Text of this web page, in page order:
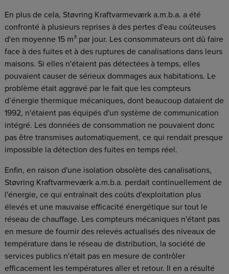
En plus de cela, Støvring Kraftvarmeværk a.m.b.a. a été
confronté à plusieurs reprises à des pertes d'eau coûteuses
d'en moyenne 15 m³ par jour. Les consommateurs ont dû faire
face à des fuites et à des ruptures de canalisations dans leurs
maisons. Si elles n'étaient pas détectées à temps, elles
pouvaient causer de sérieux dommages aux habitations. Le
problème était aggravé par le fait que les compteurs
d’énergie thermique mécaniques, dont beaucoup dataient de
1992, n'étaient pas équipés d'un système de communication
intégré. Les données de consommation ne pouvaient donc
pas être transmises automatiquement, ce qui rendait presque
impossible la détection des fuites en temps réel.
Enfin, en raison d'une isolation obsolète des canalisations,
Støvring Kraftvarmeværk a.m.b.a. perdait continuellement de
l'énergie, ce qui entraînait des coûts d'exploitation plus
élevés et une mauvaise efficacité énergétique sur tout le
réseau de chauffage. Les compteurs mécaniques n'étant pas
en mesure de fournir des relevés actualisés des niveaux de
température dans le réseau de distribution, la société de
services publics n'était pas en mesure de contrôler
efficacement les températures aller et retour. Il en a résulté